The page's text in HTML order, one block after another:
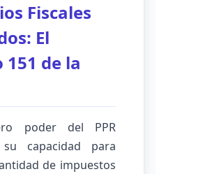
Fiscales
El
de la
poder del PPR
capacidad para
de impuestos